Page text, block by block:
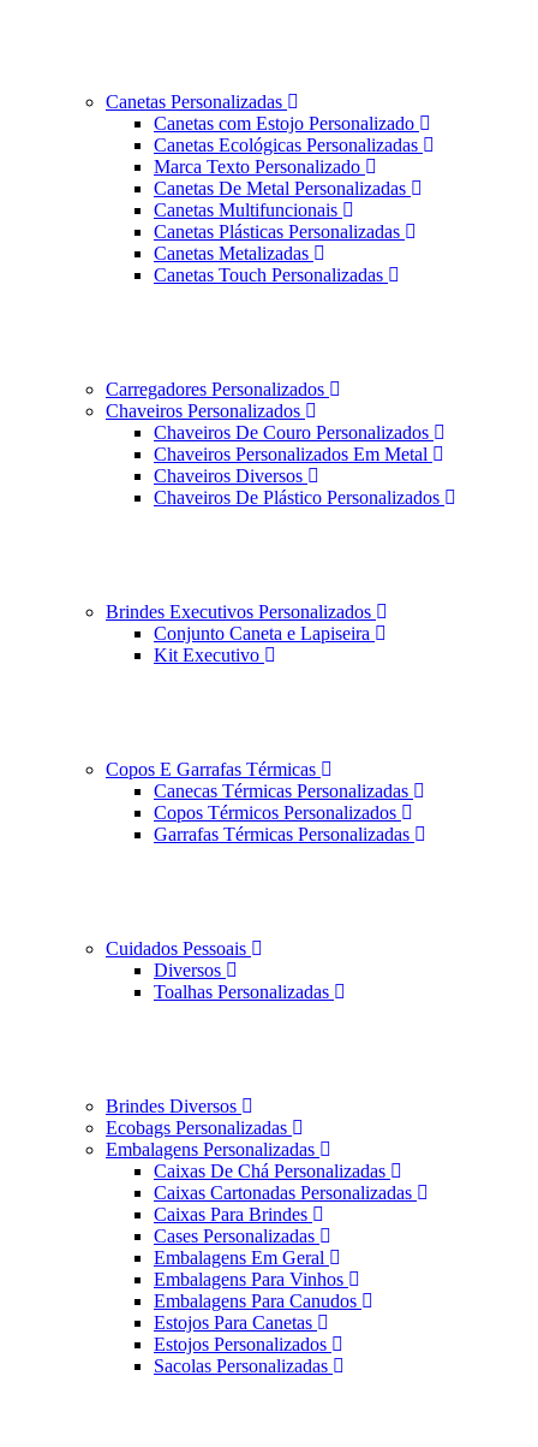
Canetas Personalizadas
Canetas com Estojo Personalizado
Canetas Ecológicas Personalizadas
Marca Texto Personalizado
Canetas De Metal Personalizadas
Canetas Multifuncionais
Canetas Plásticas Personalizadas
Canetas Metalizadas
Canetas Touch Personalizadas
Carregadores Personalizados
Chaveiros Personalizados
Chaveiros De Couro Personalizados
Chaveiros Personalizados Em Metal
Chaveiros Diversos
Chaveiros De Plástico Personalizados
Brindes Executivos Personalizados
Conjunto Caneta e Lapiseira
Kit Executivo
Copos E Garrafas Térmicas
Canecas Térmicas Personalizadas
Copos Térmicos Personalizados
Garrafas Térmicas Personalizadas
Cuidados Pessoais
Diversos
Toalhas Personalizadas
Brindes Diversos
Ecobags Personalizadas
Embalagens Personalizadas
Caixas De Chá Personalizadas
Caixas Cartonadas Personalizadas
Caixas Para Brindes
Cases Personalizadas
Embalagens Em Geral
Embalagens Para Vinhos
Embalagens Para Canudos
Estojos Para Canetas
Estojos Personalizados
Sacolas Personalizadas